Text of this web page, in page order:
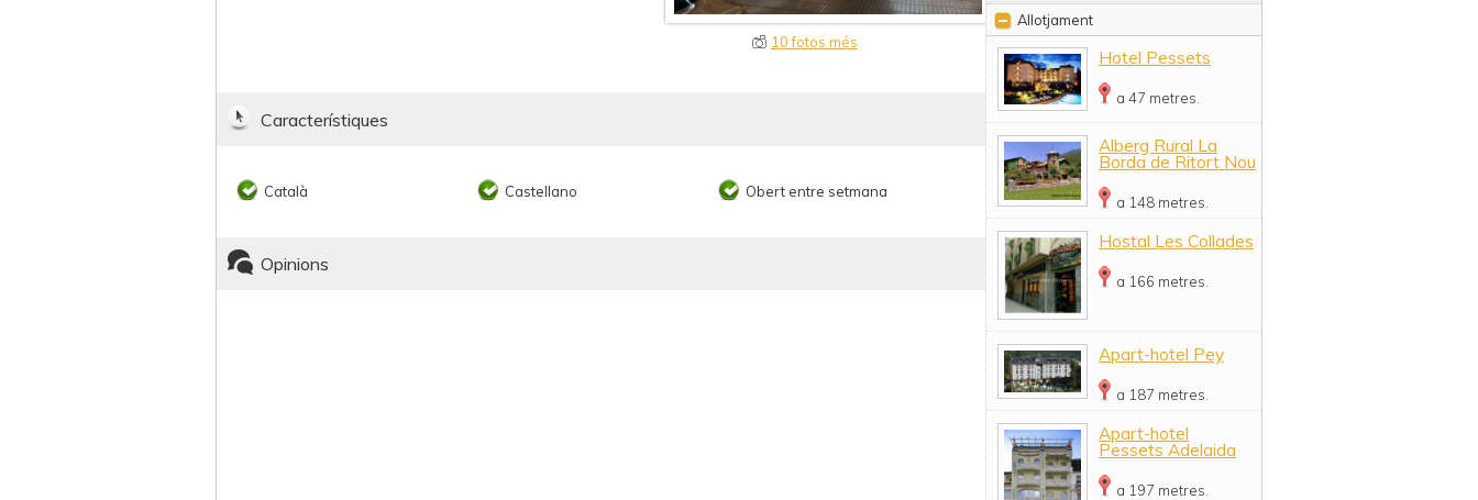
10 fotos més
Característiques
Català Castellano Obert entre setmana
Opinions
Allotjament
Hotel Pessets
a 47 metres.
Alberg Rural La
Borda de Ritort Nou
a 148 metres.
Hostal Les Collades
a 166 metres.
Apart-hotel Pey
a 187 metres.
Apart-hotel
Pessets Adelaida
a 197 metres.